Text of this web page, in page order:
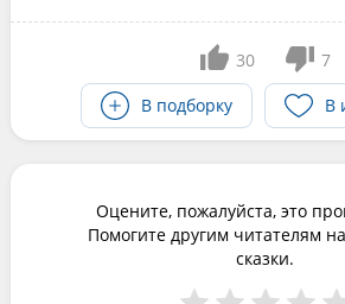
30
7
В подборку
В
Оцените, пожалуйста, это
Помогите другим читателям
сказки.